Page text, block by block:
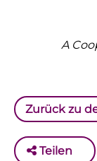
A
Zurück zu
Teilen